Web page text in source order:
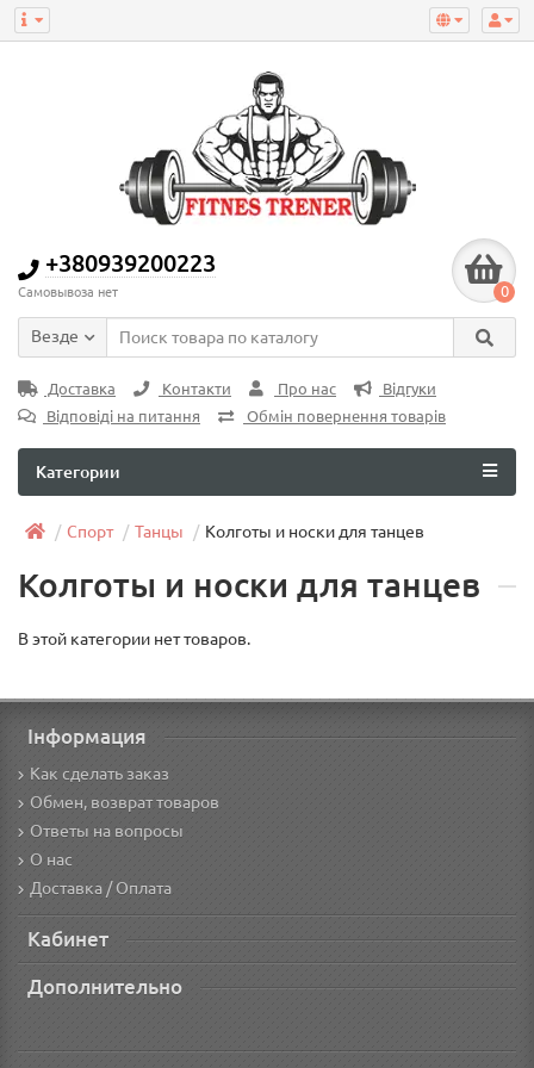
+380939200223
Самовывоза нет 0
Везде
Доставка Контакти Про нас
Відгуки
Відповіді на питання
Обмін повернення товарів
Категории
Спорт Танцы Колготы и носки для танцев
Колготы и носки для танцев
В этой категории нет товаров.
Інформация
Как сделать заказ
Обмен, возврат товаров
Ответы на вопросы
О нас
Доставка / Оплата
Кабинет
Дополнительно